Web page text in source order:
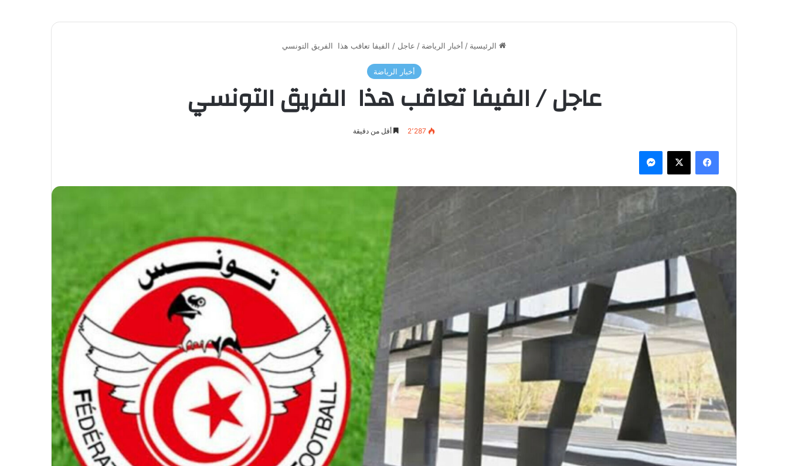
الرئيسية / أخبار الرياضة / عاجل / الفيفا تعاقب هذا الفريق التونسي
أخبار الرياضة
عاجل / الفيفا تعاقب هذا الفريق التونسي
2٬287 أقل من دقيقة
فيسبوك